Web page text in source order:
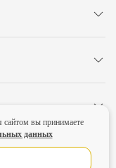
вы принимаете
данных